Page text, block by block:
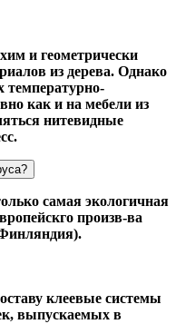
и геометрически
из дерева. Однако
температурно-
как и на мебели из
нитевидные
самая экологичная
произв-ва
клеевые системы
выпускаемых в